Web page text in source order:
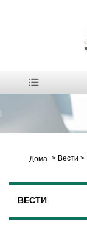
Дома > Вести >
ВЕСТИ